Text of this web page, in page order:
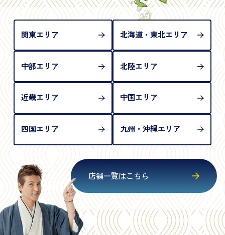
められない（住所確認ができないため）。補助書類
が必要となります
関東エリア 北海道・東北エリア
中部エリア 北陸エリア
近畿エリア 中国エリア
四国エリア 九州・沖縄エリア
店舗一覧はこちら